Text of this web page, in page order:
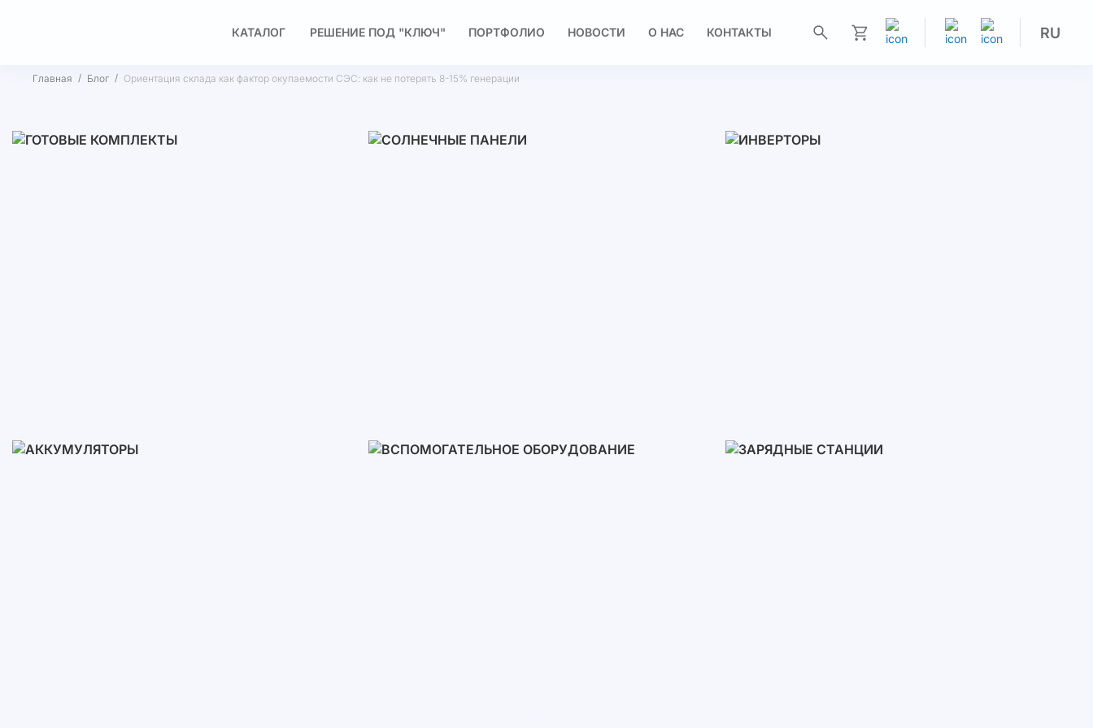
КАТАЛОГ РЕШЕНИЕ ПОД "КЛЮЧ" ПОРТФОЛИО НОВОСТИ О НАС
КОНТАКТЫ
RU
Главная Блог Ориентация склада как фактор окупаемости СЭС: как не потерять 8-15% генерации
3-10 кВт Однофазные